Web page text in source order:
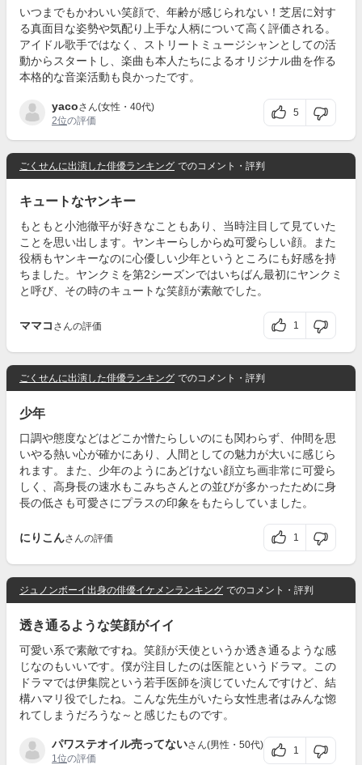
いつまでもかわいい笑顔で、年齢が感じられない！芝居に対す
る真面目な姿勢や気配り上手な人柄について高く評価される。
アイドル歌手ではなく、ストリートミュージシャンとしての活
動からスタートし、楽曲も本人たちによるオリジナル曲を作る
本格的な音楽活動も良かったです。
yacoさん(女性・40代)
2位の評価
5
ごくせんに出演した俳優ランキング でのコメント・評判
キュートなヤンキー
もともと小池徹平が好きなこともあり、当時注目して見ていた
ことを思い出します。ヤンキーらしからぬ可愛らしい顔。また
役柄もヤンキーなのに心優しい少年というところにも好感を持
ちました。ヤンクミを第2シーズンではいちばん最初にヤンクミ
と呼び、その時のキュートな笑顔が素敵でした。
ママコ さんの評価 1
ごくせんに出演した俳優ランキング でのコメント・評判
少年
口調や態度などはどこか憎たらしいのにも関わらず、仲間を思
いやる熱い心が確かにあり、人間としての魅力が大いに感じら
れます。また、少年のようにあどけない顔立ち画非常に可愛ら
しく、高身長の速水もこみちさんとの並びが多かったために身
長の低さも可愛さにプラスの印象をもたらしていました。
にりこんさんの評価 1
ジュノンボーイ出身の俳優イケメンランキング でのコメント・評判
透き通るような笑顔がイイ
可愛い系で素敵ですね。笑顔が天使というか透き通るような感
じなのもいいです。僕が注目したのは医龍というドラマ。この
ドラマでは伊集院という若手医師を演じていたんですけど、結
構ハマリ役でしたね。こんな先生がいたら女性患者はみんな惚
れてしまうだろうな～と感じたものです。
パワステオイル売ってないさん(男性・50代)
1位の評価
1